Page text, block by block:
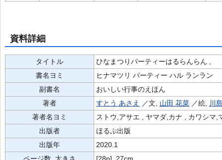
資料詳細
タイトル
ひなまつりパーティーはるらんらん ,
書名ヨミ
ヒナマツリ パーティー ハル ランラン
副書名
おいしい行事のえほん
著者
すとう あさえ ／文, 山田 花菜 ／絵,
川
著者名ヨミ
ストウ,アサエ , ヤマダ,カナ , カワシマ,
出版者
ほるぷ出版
出版年
2020.1